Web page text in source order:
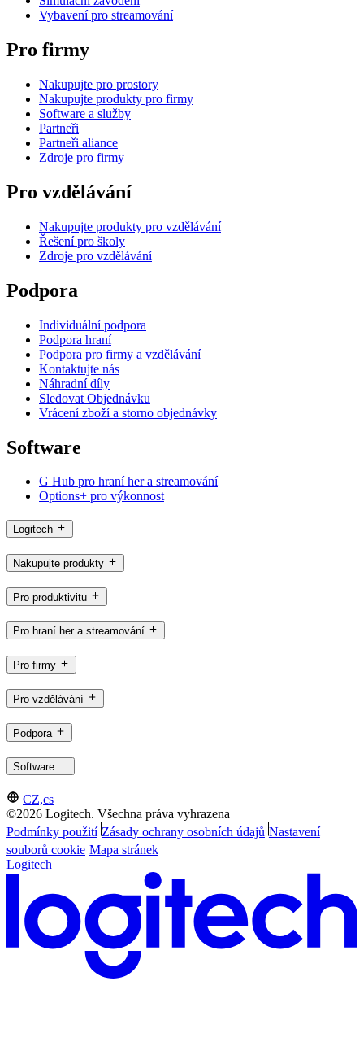
Vybavení pro streamování
Pro firmy
Nakupujte pro prostory
Nakupujte produkty pro firmy
Software a služby
Partneři
Partneři aliance
Zdroje pro firmy
Pro vzdělávání
Nakupujte produkty pro vzdělávání
Řešení pro školy
Zdroje pro vzdělávání
Podpora
Individuální podpora
Podpora hraní
Podpora pro firmy a vzdělávání
Kontaktujte nás
Náhradní díly
Sledovat Objednávku
Vrácení zboží a storno objednávky
Software
G Hub pro hraní her a streamování
Options+ pro výkonnost
Logitech
Nakupujte produkty
Pro produktivitu
Pro hraní her a streamování
Pro firmy
Pro vzdělávání
Podpora
Software
CZ,cs
©2026 Logitech. Všechna práva vyhrazena
Podmínky použití Zásady ochrany osobních údajů Nastavení
souborů cookie Mapa stránek
Logitech